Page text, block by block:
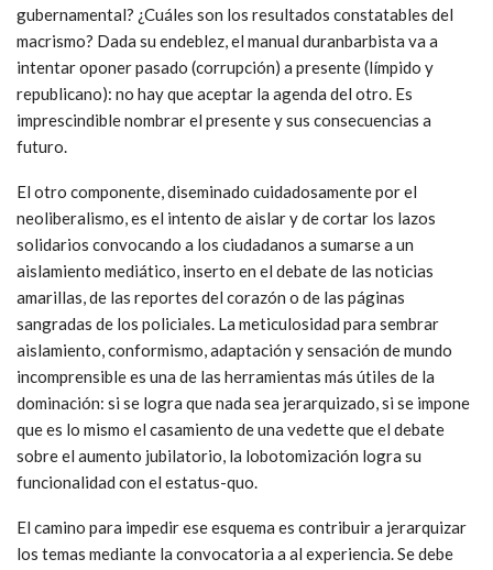
gubernamental? ¿Cuáles son los resultados constatables del
macrismo? Dada su endeblez, el manual duranbarbista va a
intentar oponer pasado (corrupción) a presente (límpido y
republicano): no hay que aceptar la agenda del otro. Es
imprescindible nombrar el presente y sus consecuencias a
futuro.
El otro componente, diseminado cuidadosamente por el
neoliberalismo, es el intento de aislar y de cortar los lazos
solidarios convocando a los ciudadanos a sumarse a un
aislamiento mediático, inserto en el debate de las noticias
amarillas, de las reportes del corazón o de las páginas
sangradas de los policiales. La meticulosidad para sembrar
aislamiento, conformismo, adaptación y sensación de mundo
incomprensible es una de las herramientas más útiles de la
dominación: si se logra que nada sea jerarquizado, si se impone
que es lo mismo el casamiento de una vedette que el debate
sobre el aumento jubilatorio, la lobotomización logra su
funcionalidad con el estatus-quo.
El camino para impedir ese esquema es contribuir a jerarquizar
los temas mediante la convocatoria a al experiencia. Se debe